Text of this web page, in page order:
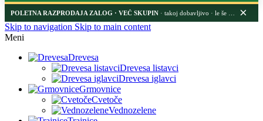
POLETNA RAZPRODAJA ZALOG · takoj dobavljivo · le še nekaj dni ×
Skip to navigation Skip to main content
Meni
Drevesa
Drevesa listavci
Drevesa iglavci
Grmovnice
Cvetoče
Vednozelene